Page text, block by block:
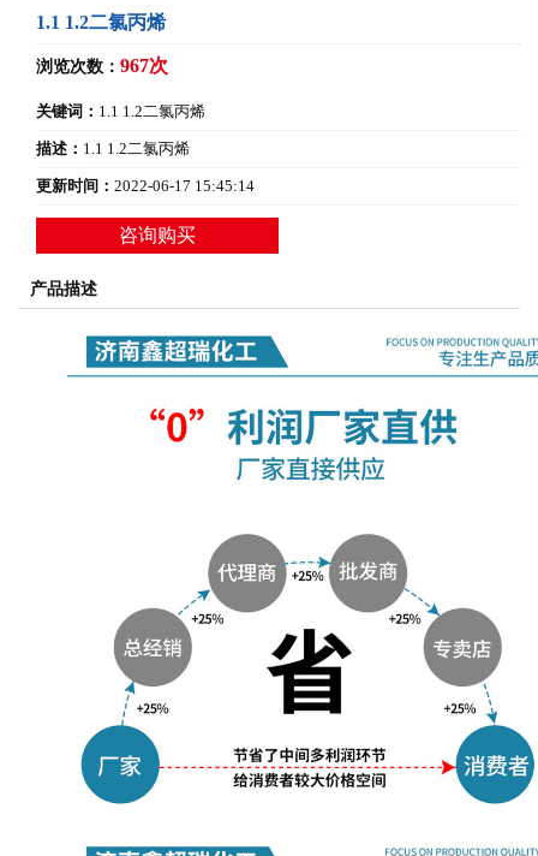
1.1 1.2二氯丙烯
浏览次数： 967次
关键词： 1.1 1.2二氯丙烯
描述： 1.1 1.2二氯丙烯
更新时间： 2022-06-17 15:45:14
咨询购买
产品描述